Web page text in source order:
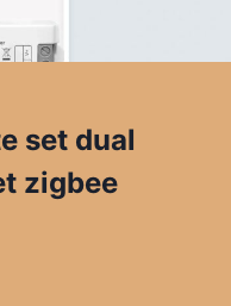
set dual
zigbee